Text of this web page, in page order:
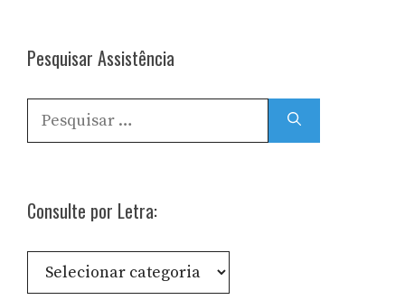
Pesquisar Assistência
Pesquisar
por:
Consulte por Letra:
Consulte